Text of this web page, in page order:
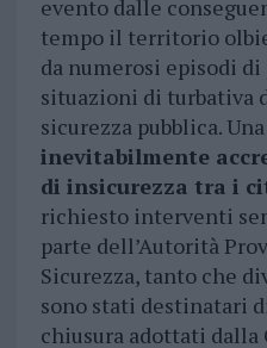
evento dalle
tempo il territorio
da numerosi episodi
situazioni di turbativa
sicurezza pubblica. Una
inevitabilmente
di insicurezza tra i
richiesto interventi
parte dell’Autorità
Sicurezza, tanto che
sono stati destinatari
chiusura adottati dalla